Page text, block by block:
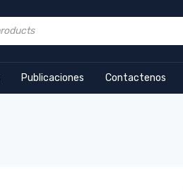
Publicaciones Contactenos